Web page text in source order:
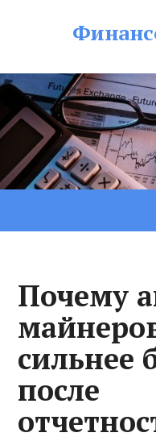
Почему
сильнее
после